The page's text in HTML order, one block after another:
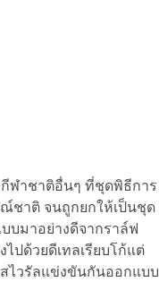
กีฬาชาติอื่นๆ ที่ชุดพิธีการ
ชาติ จนถูกยกให้เป็นชุด
บมาอย่างดีจากราล์ฟ
ปด้วยดีเทลเรียบโก้แต่
ไวรัลแข่งขันกันออกแบบ